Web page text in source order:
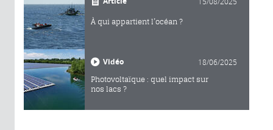
À qui appartient l’océan ?
Vidéo 18/06/2025
Photovoltaïque : quel impact sur
nos lacs ?